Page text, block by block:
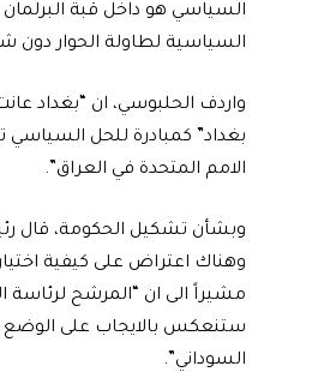
السياسي هو داخل قبة
السياسية لطاولة الحوار
واردف الحلبوسي، ان “بغداد
بغداد” كمبادرة للحل السياسي
الامم المتحدة في العراق”.
وبشأن تشكيل الحكومة، قال
وهناك اعتراض على كيفية
مشيراً الى ان “المرشح لرئاسة
ستنعكس بالايجاب على الوضع
السوداني”.